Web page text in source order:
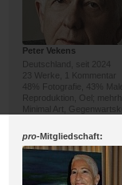
Peter Vekens
Deutschland, seit 2024
23 Werke, 1 Kommentar
48% Fotografie, 43%
Reproduktion, Oel;
Minimal Art,
pro-Mitgliedschaft: